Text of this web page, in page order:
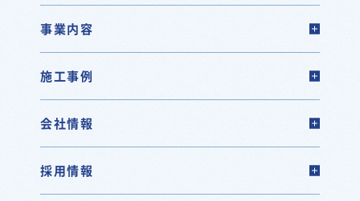
事業内容
施工事例
会社情報
採用情報